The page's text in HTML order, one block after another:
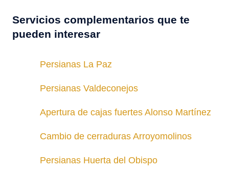
Servicios complementarios que te
pueden interesar
Persianas La Paz
Persianas Valdeconejos
Apertura de cajas fuertes Alonso Martínez
Cambio de cerraduras Arroyomolinos
Persianas Huerta del Obispo